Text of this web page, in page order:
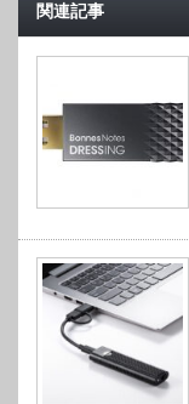
関連記事